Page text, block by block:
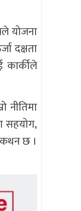
योजना
दक्षता
कार्कीले
नीतिमा
सहयोग,
कथन छ ।